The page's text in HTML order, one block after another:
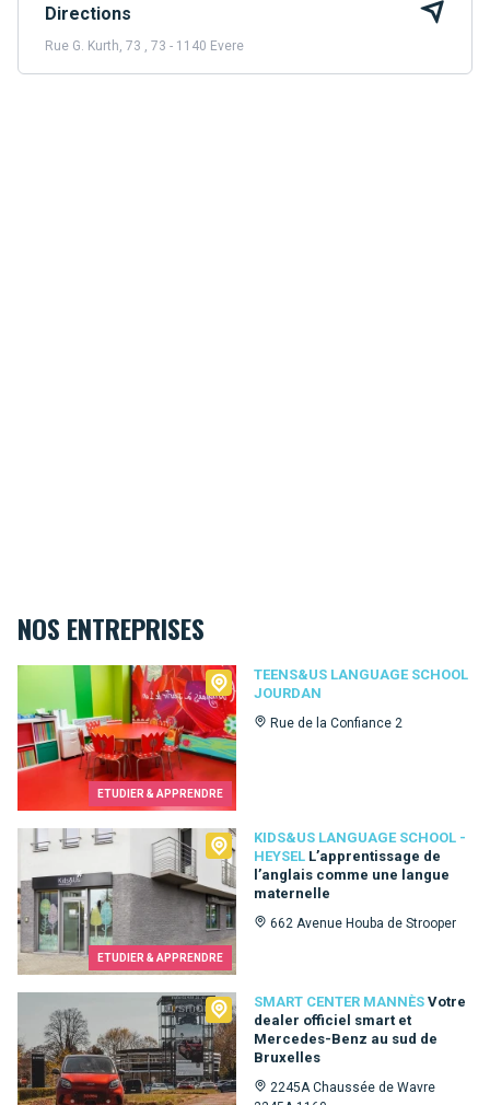
Directions
Rue G. Kurth, 73 , 73 - 1140 Evere
NOS ENTREPRISES
ETUDIER & APPRENDRE
TEENS&US LANGUAGE SCHOOL
JOURDAN
Rue de la Confiance 2
Teens&Us language school Jourdan
ETUDIER & APPRENDRE
KIDS&US LANGUAGE SCHOOL -
HEYSEL L’apprentissage de
l’anglais comme une langue
maternelle
662 Avenue Houba de Strooper
Kids&Us language school - Heysel
SMART CENTER MANNÈS Votre
dealer officiel smart et
Mercedes-Benz au sud de
Bruxelles
2245A Chaussée de Wavre
Smart Center Mannès